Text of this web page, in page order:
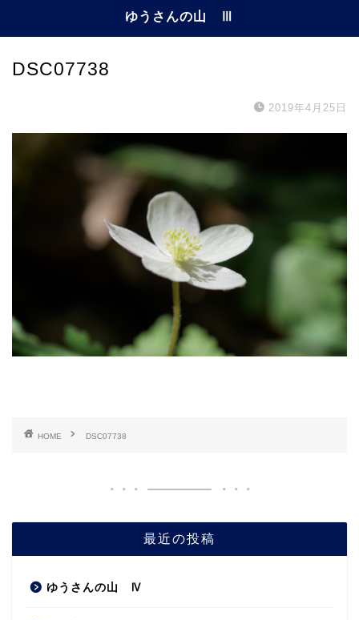
ゆうさんの山 Ⅲ
DSC07738
2019年4月25日
HOME DSC07738
最近の投稿
ゆうさんの山 Ⅳ